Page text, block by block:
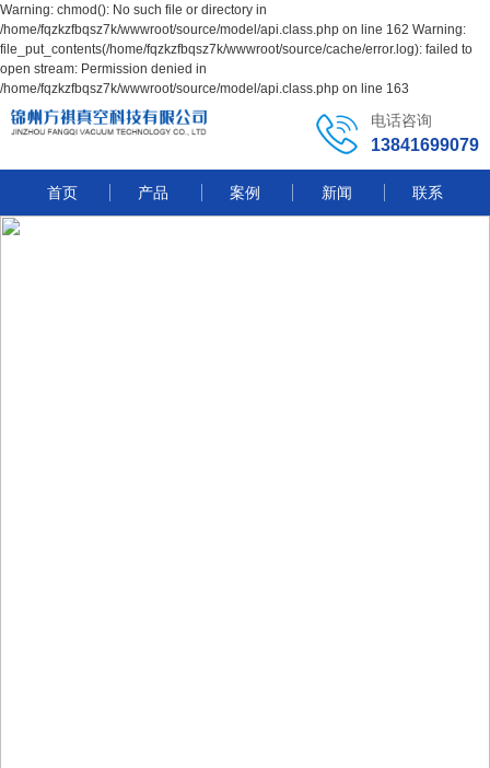
Warning: chmod(): No such file or directory in
/home/fqzkzfbqsz7k/wwwroot/source/model/api.class.php on line 162 Warning:
file_put_contents(/home/fqzkzfbqsz7k/wwwroot/source/cache/error.log): failed to
open stream: Permission denied in
/home/fqzkzfbqsz7k/wwwroot/source/model/api.class.php on line 163
电话咨询
13841699079
首页 产品 案例 新闻 联系